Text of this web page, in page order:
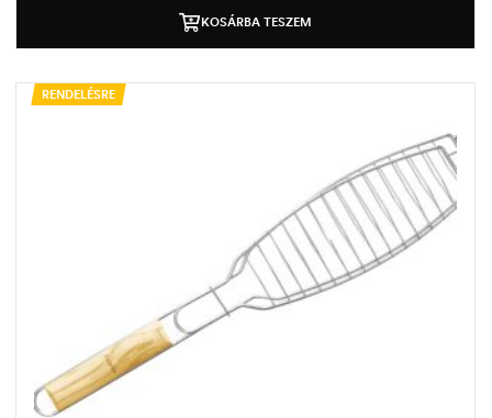
KOSÁRBA TESZEM
RENDELÉSRE